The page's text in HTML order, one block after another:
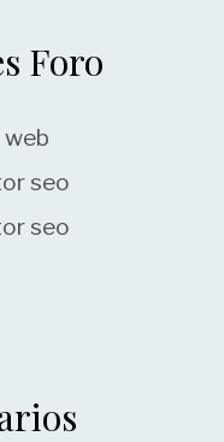
Foro
web
seo
seo